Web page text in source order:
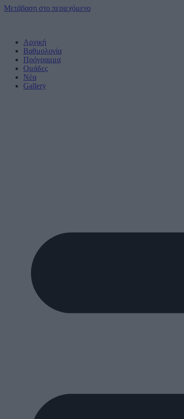
Μετάβαση στο περιεχόμενο
Αρχική
Βαθμολογία
Πρόγραμμα
Ομάδες
Νέα
Gallery